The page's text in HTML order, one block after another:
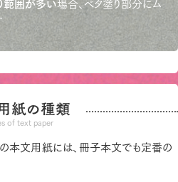
範囲が多い場合、ベタ塗り部分にム
紙の種類
of text paper
本文用紙には、冊子本文でも定番の